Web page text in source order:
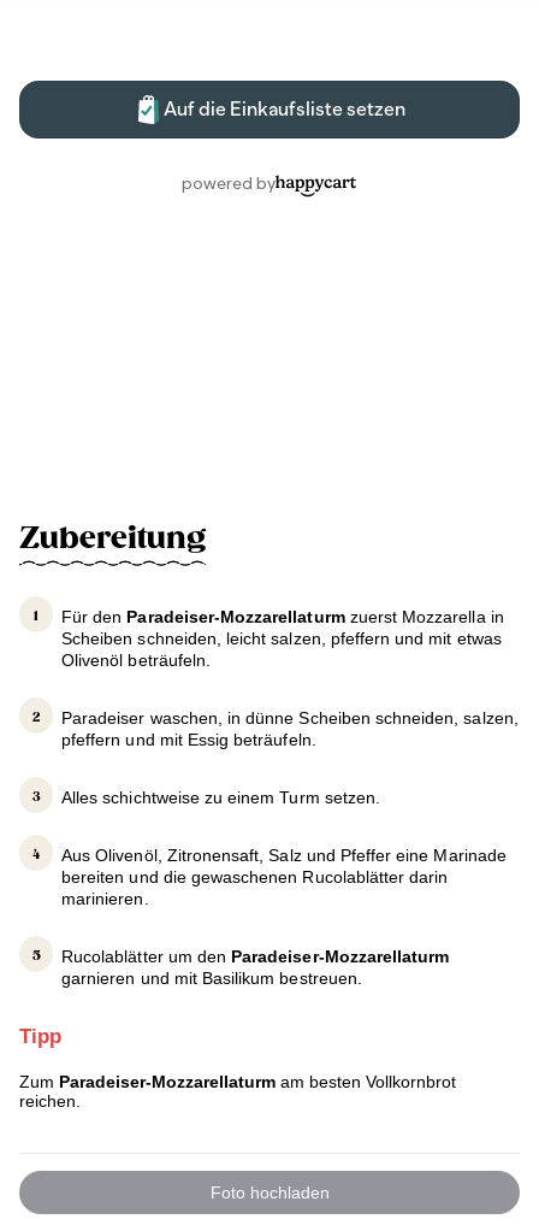
Zubereitung
Für den Paradeiser-Mozzarellaturmzuerst Mozzarella in
Scheiben schneiden, leicht salzen, pfeffern und mit etwas
Olivenöl beträufeln.
Paradeiser waschen, in dünne Scheiben schneiden, salzen,
pfeffern und mit Essig beträufeln.
Alles schichtweise zu einem Turm setzen.
Aus Olivenöl, Zitronensaft, Salz und Pfeffer eine Marinade
bereiten und die gewaschenen Rucolablätter darin
marinieren.
Rucolablätter um den Paradeiser-Mozzarellaturm
garnieren und mit Basilikum bestreuen.
Tipp
Zum Paradeiser-Mozzarellaturm am besten Vollkornbrot
reichen.
Foto hochladen